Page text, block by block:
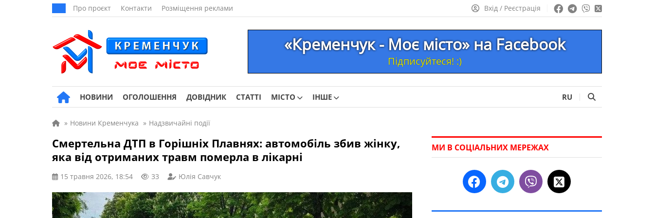
Про проєкт Контакти Розміщення реклами Вхід / Реєстрація
«Кременчук - Моє місто» на Facebook
Підписуйтеся! :)
НОВИНИ ОГОЛОШЕННЯ ДОВІДНИК СТАТТІ МІСТО ІНШЕ RU
» Новини Кременчука » Надзвичайні події
Смертельна ДТП в Горішніх Плавнях: автомобіль збив жінку,
яка від отриманих травм померла в лікарні
15 травня 2026, 18:54 33 Юлія Савчук
МИ В СОЦІАЛЬНИХ МЕРЕЖАХ